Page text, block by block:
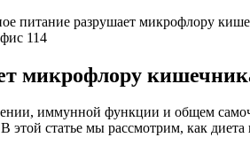
питание разрушает микрофлору
114
микрофлору
иммунной функции и общем
этой статье мы рассмотрим, как